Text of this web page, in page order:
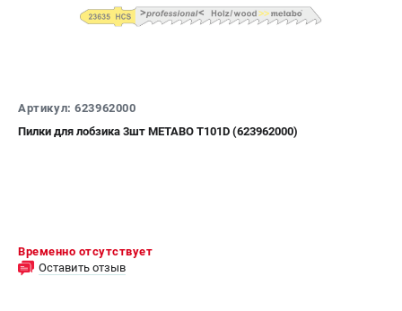
Артикул: 623962000
Пилки для лобзика 3шт METABO T101D (623962000)
Временно отсутствует
Оставить отзыв